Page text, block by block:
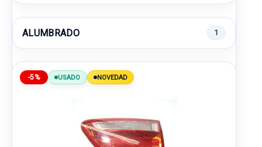
ALUMBRADO 1
-5% USADO NOVEDAD